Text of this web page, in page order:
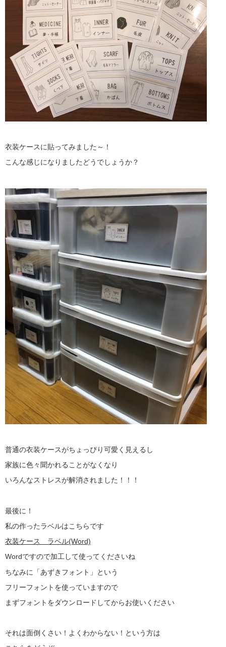
衣装ケースに貼ってみました～！
こんな感じになりましたどうでしょうか？
普通の衣装ケースがちょっぴり可愛く見えるし
家族に色々聞かれることがなくなり
いろんなストレスが解消されました！！！
最後に！
私の作ったラベルはこちらです
衣装ケース ラベル(Word)
Wordですので加工して使ってくださいね
ちなみに「あずきフォント」という
フリーフォントを使っていますので
まずフォントをダウンロードしてからお使いください
それは面倒くさい！よくわからない！という方は